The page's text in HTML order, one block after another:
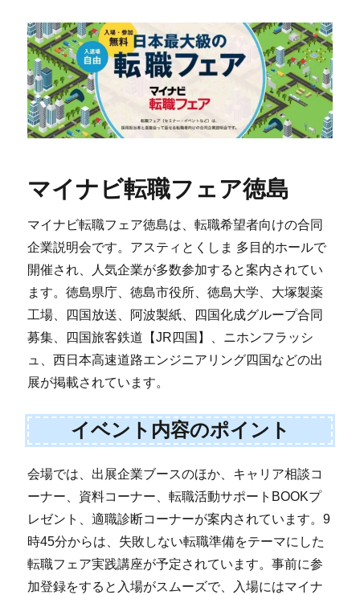
マイナビ転職フェア徳島
マイナビ転職フェア徳島は、転職希望者向けの合同
企業説明会です。アスティとくしま 多目的ホールで
開催され、人気企業が多数参加すると案内されてい
ます。徳島県庁、徳島市役所、徳島大学、大塚製薬
工場、四国放送、阿波製紙、四国化成グループ合同
募集、四国旅客鉄道【JR四国】、ニホンフラッシ
ュ、西日本高速道路エンジニアリング四国などの出
展が掲載されています。
イベント内容のポイント
会場では、出展企業ブースのほか、キャリア相談コ
ーナー、資料コーナー、転職活動サポートBOOKプ
レゼント、適職診断コーナーが案内されています。9
時45分からは、失敗しない転職準備をテーマにした
転職フェア実践講座が予定されています。事前に参
加登録をすると入場がスムーズで、入場にはマイナ